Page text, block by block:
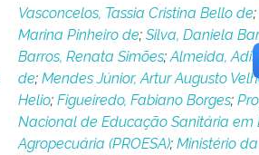
Vasconcelos, Tassia Cristina Bello de;
Marina Pinheiro de;Silva, Daniela
Barros, Renata Simões;Almeida,
de;Mendes Júnior, Artur Augusto
Helio;Figueiredo, Fabiano Borges;
Nacional de Educação Sanitária em
Agropecuária (PROESA);Ministério